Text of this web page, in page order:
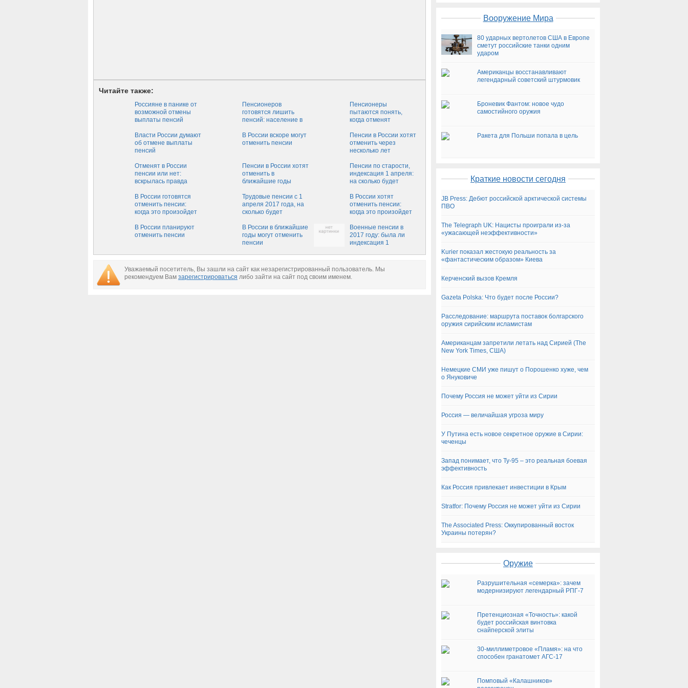
Читайте также:
Россияне в панике от
возможной отмены
выплаты пенсий
Пенсионеров
готовятся лишить
пенсий: население в
Пенсионеры
пытаются понять,
когда отменят
России
Власти России думают
об отмене выплаты
пенсий
В России вскоре могут
отменить пенсии
Пенсии в России хотят
отменить через
несколько лет
Отменят в России
пенсии или нет:
вскрылась правда
Пенсии в России хотят
отменить в
ближайшие годы
Пенсии по старости,
индексация 1 апреля:
на сколько будет
повышение
В России готовятся
отменить пенсии:
когда это произойдет
Трудовые пенсии с 1
апреля 2017 года, на
сколько будет
индексация страховых
пенсий по старости и
инвалидности,
В России хотят
отменить пенсии:
когда это произойдет
В России планируют
отменить пенсии
В России в ближайшие
годы могут отменить
пенсии
Военные пенсии в
2017 году: была ли
индексация 1
Уважаемый посетитель, Вы зашли на сайт как незарегистрированный пользователь. Мы
рекомендуем Вам зарегистрироваться либо зайти на сайт под своим именем.
Вооружение Мира
80 ударных вертолетов США в Европе
сметут российские танки одним
ударом
Американцы восстанавливают
легендарный советский штурмовик
Броневик Фантом: новое чудо
самостийного оружия
Ракета для Польши попала в цель
Краткие новости сегодня
JB Press: Дебют российской арктической системы
ПВО
The Telegraph UK: Нацисты проиграли из-за
«ужасающей неэффективности»
Kurier показал жестокую реальность за
«фантастическим образом» Киева
Керченский вызов Кремля
Gazeta Polska: Что будет после России?
Расследование: маршрута поставок болгарского
оружия сирийским исламистам
Американцам запретили летать над Сирией (The
New York Times, США)
Немецкие СМИ уже пишут о Порошенко хуже, чем
о Януковиче
Почему Россия не может уйти из Сирии
Россия — величайшая угроза миру
У Путина есть новое секретное оружие в Сирии:
чеченцы
Запад понимает, что Ту-95 – это реальная боевая
эффективность
Как Россия привлекает инвестиции в Крым
Stratfor: Почему Россия не может уйти из Сирии
The Associated Press: Оккупированный восток
Украины потерян?
Оружие
Разрушительная «семерка»: зачем
модернизируют легендарный РПГ-7
Претенциозная «Точность»: какой
будет российская винтовка
снайперской элиты
30-миллиметровое «Пламя»: на что
способен гранатомет АГС-17
Помповый «Калашников»